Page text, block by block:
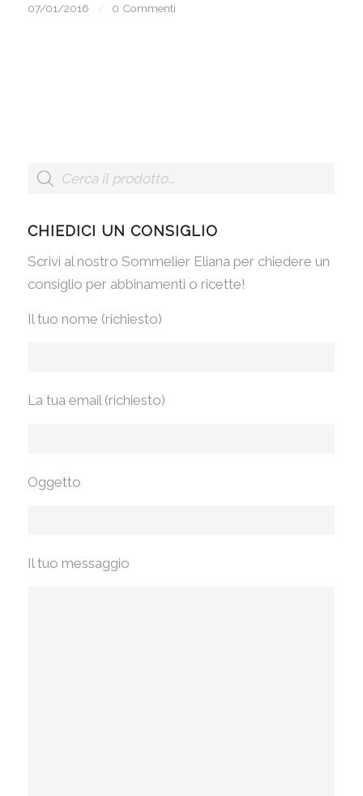
07/01/2016 / 0 Commenti
CHIEDICI UN CONSIGLIO
Scrivi al nostro Sommelier Eliana per chiedere un
consiglio per abbinamenti o ricette!
Il tuo nome (richiesto)
La tua email (richiesto)
Oggetto
Il tuo messaggio